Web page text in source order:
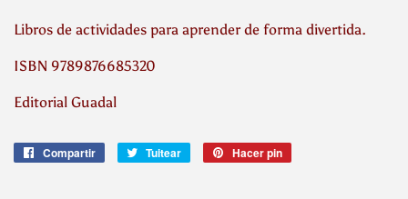
Libros de actividades para aprender de forma divertida.
ISBN 9789876685320
Editorial Guadal
Compartir
CompartirTuitear
Tuitear Hacer pin